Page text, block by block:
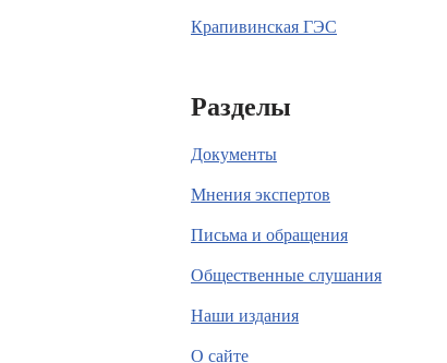
Крапивинская ГЭС
Разделы
Документы
Мнения экспертов
Письма и обращения
Общественные слушания
Наши издания
О сайте